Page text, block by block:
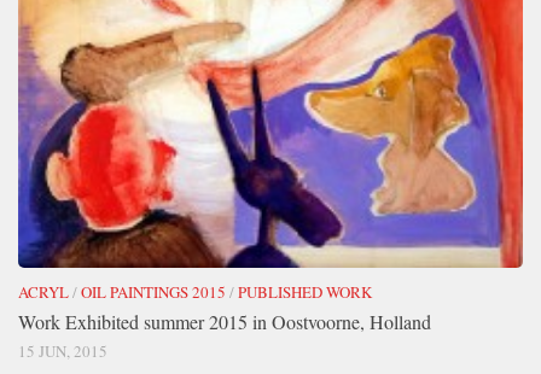
ACRYL/OIL PAINTINGS 2015 /PUBLISHED WORK
Work Exhibited summer 2015 in Oostvoorne, Holland
15 JUN, 2015